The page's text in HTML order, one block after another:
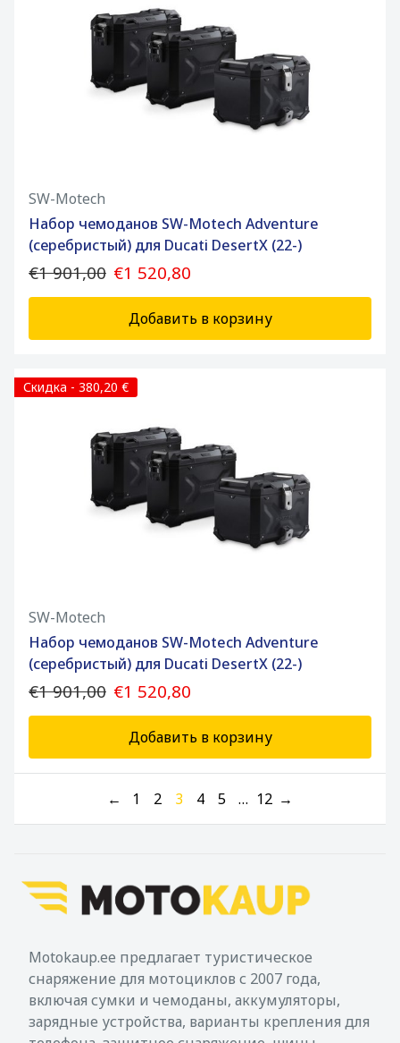
SW-Motech
Набор чемоданов SW-Motech Adventure
(серебристый) для Ducati DesertX (22-)
€1 901,00 €1 520,80
Добавить в корзину
Скидка - 380,20 €
SW-Motech
Набор чемоданов SW-Motech Adventure
(серебристый) для Ducati DesertX (22-)
€1 901,00 €1 520,80
Добавить в корзину
← 1 2 3 4 5 … 12 →
Motokaup.ee предлагает туристическое
снаряжение для мотоциклов с 2007 года,
включая сумки и чемоданы, аккумуляторы,
зарядные устройства, варианты крепления для